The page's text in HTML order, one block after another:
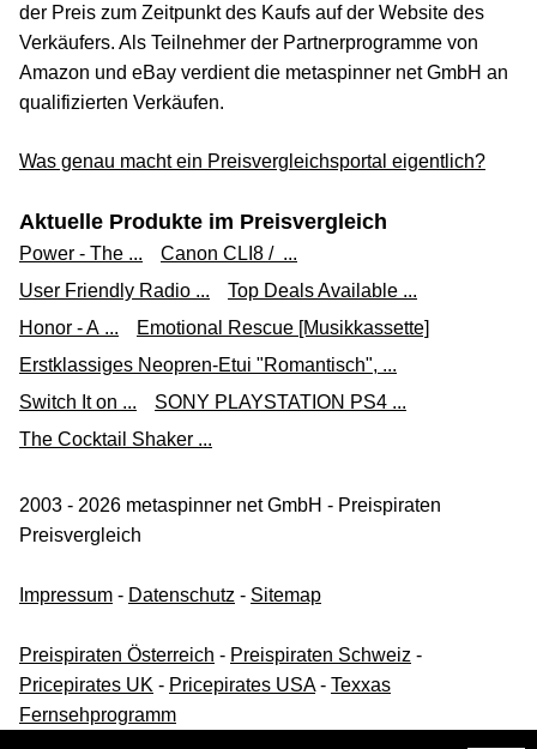
der Preis zum Zeitpunkt des Kaufs auf der Website des
Verkäufers. Als Teilnehmer der Partnerprogramme von
Amazon und eBay verdient die metaspinner net GmbH an
qualifizierten Verkäufen.
Was genau macht ein Preisvergleichsportal eigentlich?
Aktuelle Produkte im Preisvergleich
Power - The ...
Canon CLI8 / ...
User Friendly Radio ...
Top Deals Available ...
Honor - A ...
Emotional Rescue [Musikkassette]
Erstklassiges Neopren-Etui "Romantisch", ...
Switch It on ...
SONY PLAYSTATION PS4 ...
The Cocktail Shaker ...
2003 - 2026 metaspinner net GmbH - Preispiraten
Preisvergleich
Impressum - Datenschutz - Sitemap
Preispiraten Österreich - Preispiraten Schweiz -
Pricepirates UK - Pricepirates USA- Texxas
Fernsehprogramm